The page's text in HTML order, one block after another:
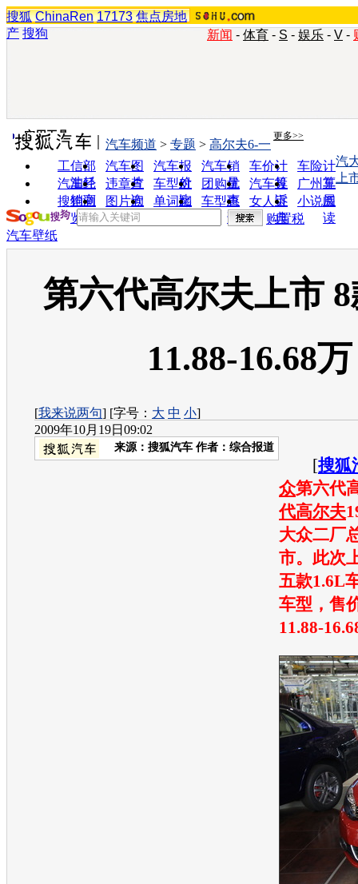
搜狐 ChinaRen 17173 焦点房地
产 搜狗 新闻 - 体育 - S - 娱乐 - V -
实用工具 更多>>
工信部
油耗
汽车图
片
汽车报
价
汽车销
量
车价计
算
车险计
算
汽车经
销商
违章查
询
车型对
比
团购优
惠
汽车投
诉
广州车
展
搜狗浏
览器
图片欣
赏
单词翻
车型查
询
女人宝
典
小说阅
读
汽车频道 > 专题 > 高尔夫6-一
汽
上
购置税
汽车壁纸
第六代高尔夫上市
11.88-16.68万
[我来说两句] [字号： 大 中 小]
2009年10月19日09:02
来源： 搜狐汽车 作者：综合报道
[搜狐
众第六代
代高尔夫
大众二厂
市。此次
五款1.6L
车型 ，售
11.88-